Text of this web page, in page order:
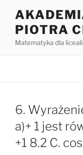
treściPIOTRA
Matematyka dla
6.
a)+ 1 jest
+1 8.2 C.